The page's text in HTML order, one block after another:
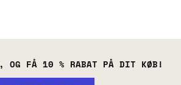
OG FÅ 10 % RABAT PÅ DIT KØB!